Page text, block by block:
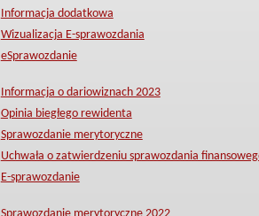
Informacja dodatkowa
Wizualizacja E-sprawozdania
eSprawozdanie
Informacja o dariowiznach 2023
Opinia biegłego rewidenta
Sprawozdanie merytoryczne
Uchwała o zatwierdzeniu sprawozdania
E-sprawozdanie